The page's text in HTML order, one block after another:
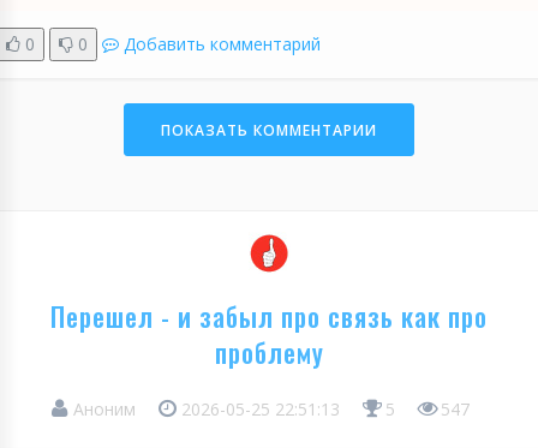
0 0 Добавить комментарий
ПОКАЗАТЬ КОММЕНТАРИИ
Перешел - и забыл про связь как про
проблему
Аноним 2026-05-25 22:51:13 5 547